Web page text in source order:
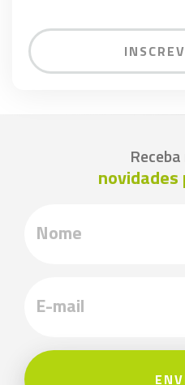
novidades